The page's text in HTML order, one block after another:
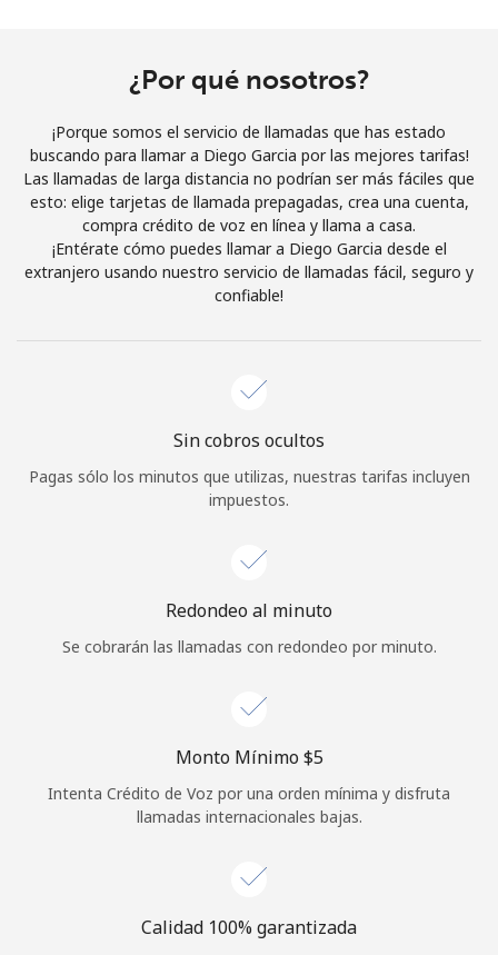
Términos y condiciones.
Únete
¡Hola!
¿Olvidaste tu contraseña? →
Iniciar Sesión
¿Por qué nosotros?
¡Porque somos el servicio de llamadas que has estado
buscando para llamar a Diego Garcia por las mejores tarifas!
Las llamadas de larga distancia no podrían ser más fáciles que
esto: elige tarjetas de llamada prepagadas, crea una cuenta,
compra crédito de voz en línea y llama a casa.
¡Entérate cómo puedes llamar a Diego Garcia desde el
extranjero usando nuestro servicio de llamadas fácil, seguro y
confiable!
Sin cobros ocultos
Pagas sólo los minutos que utilizas, nuestras tarifas incluyen
impuestos.
Redondeo al minuto
Se cobrarán las llamadas con redondeo por minuto.
Monto Mínimo ⁦$5⁩
Intenta Crédito de Voz por una orden mínima y disfruta
llamadas internacionales bajas.
Calidad 100% garantizada